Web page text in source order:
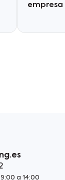
empresa
a 14:00